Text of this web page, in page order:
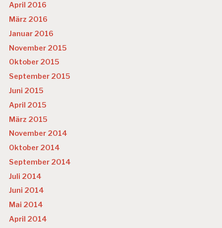
April 2016
März 2016
Januar 2016
November 2015
Oktober 2015
September 2015
Juni 2015
April 2015
März 2015
November 2014
Oktober 2014
September 2014
Juli 2014
Juni 2014
Mai 2014
April 2014